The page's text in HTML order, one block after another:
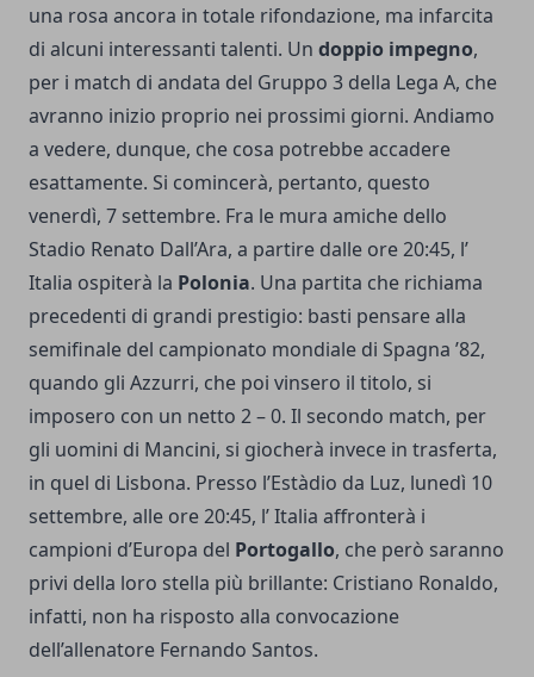
una rosa ancora in totale rifondazione, ma infarcita
di alcuni interessanti talenti. Un doppio impegno,
per i match di andata del Gruppo 3 della Lega A, che
avranno inizio proprio nei prossimi giorni. Andiamo
a vedere, dunque, che cosa potrebbe accadere
esattamente. Si comincerà, pertanto, questo
venerdì, 7 settembre. Fra le mura amiche dello
Stadio Renato Dall’Ara, a partire dalle ore 20:45, l’
Italia ospiterà la Polonia. Una partita che richiama
precedenti di grandi prestigio: basti pensare alla
semifinale del campionato mondiale di Spagna ’82,
quando gli Azzurri, che poi vinsero il titolo, si
imposero con un netto 2 – 0. Il secondo match, per
gli uomini di Mancini, si giocherà invece in trasferta,
in quel di Lisbona. Presso l’Estàdio da Luz, lunedì 10
settembre, alle ore 20:45, l’ Italia affronterà i
campioni d’Europa del Portogallo, che però saranno
privi della loro stella più brillante: Cristiano Ronaldo,
infatti, non ha risposto alla convocazione
dell’allenatore Fernando Santos.